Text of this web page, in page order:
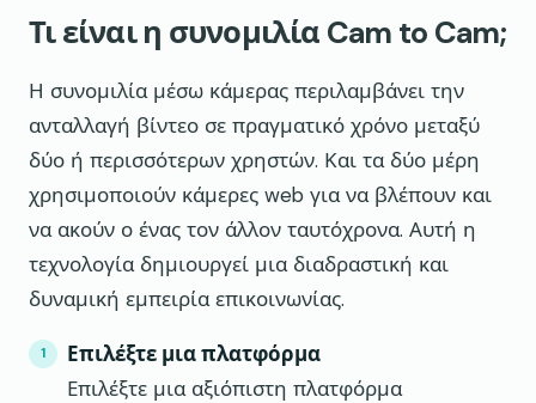
Τι είναι η συνομιλία Cam to Cam;
Η συνομιλία μέσω κάμερας περιλαμβάνει την
ανταλλαγή βίντεο σε πραγματικό χρόνο μεταξύ
δύο ή περισσότερων χρηστών. Και τα δύο μέρη
χρησιμοποιούν κάμερες web για να βλέπουν και
να ακούν ο ένας τον άλλον ταυτόχρονα. Αυτή η
τεχνολογία δημιουργεί μια διαδραστική και
δυναμική εμπειρία επικοινωνίας.
Επιλέξτε μια πλατφόρμα
Επιλέξτε μια αξιόπιστη πλατφόρμα